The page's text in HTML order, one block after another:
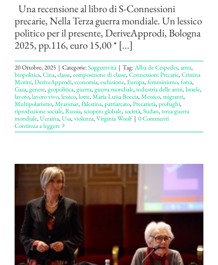
Una recensione al libro di S-Connessioni
precarie, Nella Terza guerra mondiale. Un lessico
politico per il presente, DeriveApprodi, Bologna
2025, pp.116, euro 15,00 * [...]
20 Ottobre, 2025 | Categorie:Soggettività | Tag:Alba de Céspedes,armi,
biopolitica,Cina,classe,composizione di classe,Connessioni Precarie,Cristina
Morini,DeriveApprodi,economia,esclusione,Europa,femminismo,forza,
Gaza,genere,geopolitica,guerra,guerra mondiale,industria delle armi,Israele,
lavoro,lavoro vivo,lessico,lotte,Maria Luisa Boccia,Messico,migranti,
Multipolarismo,Myanmar,Palestina,patriarcato,Precarietà,profughi,
riproduzione sociale,Russia,sciopero globale,società,Sudan,terza guerra
mondiale,Ucraina,Usa,violenza,Virginia Woolf | 0 Commenti
Continua a leggere